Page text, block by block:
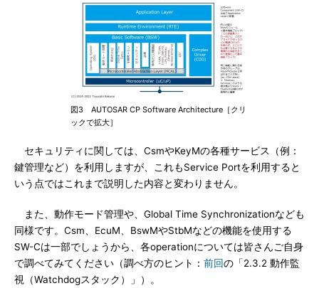
図3 AUTOSAR CP Software Architecture［クリ
ックで拡大］
セキュリティに関しては、CsmやKeyMの各種サービス（例：
鍵管理など）を利用しますが、これもService Portを利用すると
いう点ではこれまで説明した内容と変わりません。
また、動作モード管理や、Global Time Synchronizationなども
同様です。Csm、EcuM、BswMやStbMなどの機能を使用する
SW-Cは一部でしょうから、各operationについては皆さんご自身
で調べてみてください（調べ方のヒント： 前回の「2.3.2 動作監
視（Watchdogスタック）」）。